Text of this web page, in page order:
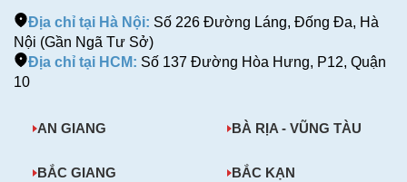
Địa chỉ tại Hà Nội: Số 226 Đường Láng, Đống Đa, Hà
Nội (Gần Ngã Tư Sở)
Địa chỉ tại HCM: Số 137 Đường Hòa Hưng, P12, Quận
10
AN GIANG BÀ RỊA - VŨNG TÀU
BẮC GIANG BẮC KẠN